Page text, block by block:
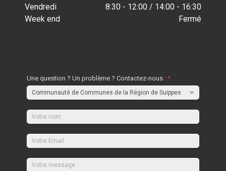
Vendredi
8:30 - 12:00 / 14:00 - 16:30
Week end
Fermé
Une question ? Un problème ? Contactez-nous :*